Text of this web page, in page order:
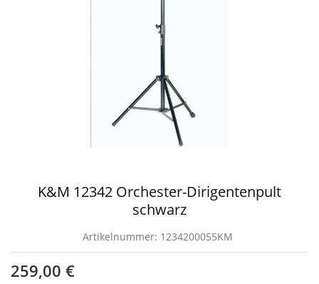
K&M 12342 Orchester-Dirigentenpult
schwarz
Artikelnummer: 1234200055KM
259,00 €